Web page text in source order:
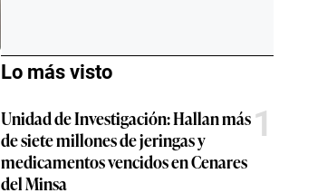
Lo más visto
Unidad de Investigación: Hallan más
de siete millones de jeringas y
medicamentos vencidos en Cenares
del Minsa
1